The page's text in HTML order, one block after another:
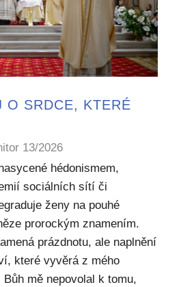
O SRDCE, KTERÉ
13/2026
hédonismem,
sociálních sítí či
ženy na pouhé
prorockým znamením.
prázdnotu, ale naplnění
které vyvěrá z mého
mě nepovolal k tomu,